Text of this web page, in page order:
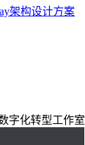
架构设计方案
字化转型工作室